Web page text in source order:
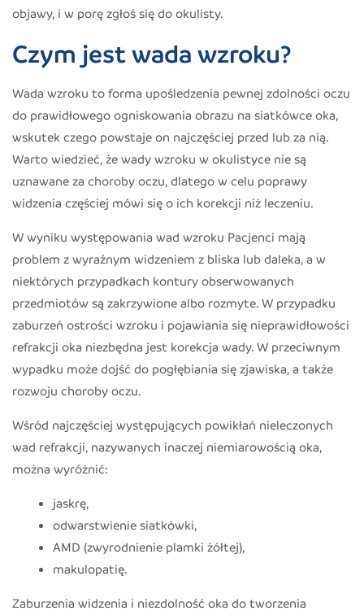
objawy, i w porę zgłoś się do okulisty.
Czym jest wada wzroku?
Wada wzroku to forma upośledzenia pewnej zdolności oczu
do prawidłowego ogniskowania obrazu na siatkówce oka,
wskutek czego powstaje on najczęściej przed lub za nią.
Warto wiedzieć, że wady wzroku w okulistyce nie są
uznawane za choroby oczu, dlatego w celu poprawy
widzenia częściej mówi się o ich korekcji niż leczeniu.
W wyniku występowania wad wzroku Pacjenci mają
problem z wyraźnym widzeniem z bliska lub daleka, a w
niektórych przypadkach kontury obserwowanych
przedmiotów są zakrzywione albo rozmyte. W przypadku
zaburzeń ostrości wzroku i pojawiania się nieprawidłowości
refrakcji oka niezbędna jest korekcja wady. W przeciwnym
wypadku może dojść do pogłębiania się zjawiska, a także
rozwoju choroby oczu.
Wśród najczęściej występujących powikłań nieleczonych
wad refrakcji, nazywanych inaczej niemiarowością oka,
można wyróżnić:
jaskrę,
odwarstwienie siatkówki,
AMD (zwyrodnienie plamki żółtej),
makulopatię.
Zaburzenia widzenia i niezdolność oka do tworzenia